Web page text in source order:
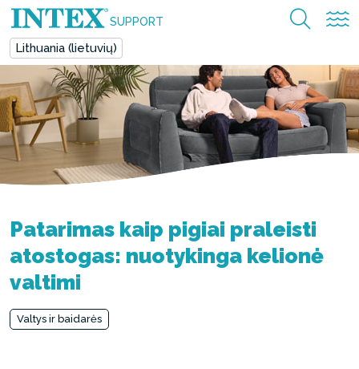
SUPPORT
Lithuania (lietuvių)
Patarimas kaip pigiai praleisti
atostogas: nuotykinga kelionė
valtimi
Valtys ir baidarės